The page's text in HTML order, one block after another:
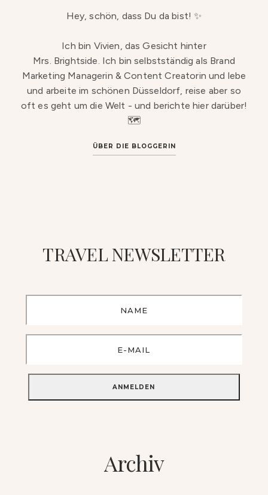
Hey, schön, dass Du da bist! ✨
Ich bin Vivien, das Gesicht hinter
Mrs. Brightside. Ich bin selbstständig als Brand
Marketing Managerin & Content Creatorin und lebe
und arbeite im schönen Düsseldorf, reise aber so
oft es geht um die Welt - und berichte hier darüber!
🗺️
ÜBER DIE BLOGGERIN
TRAVEL NEWSLETTER
Archiv